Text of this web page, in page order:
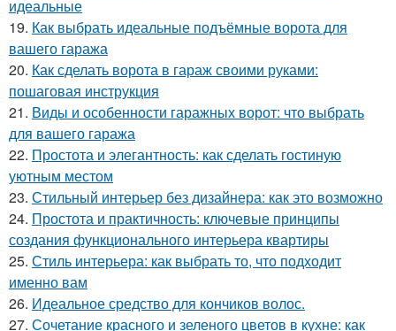
идеальные
19. Как выбрать идеальные подъёмные ворота для
вашего гаража
20. Как сделать ворота в гараж своими руками:
пошаговая инструкция
21. Виды и особенности гаражных ворот: что выбрать
для вашего гаража
22. Простота и элегантность: как сделать гостиную
уютным местом
23. Стильный интерьер без дизайнера: как это возможно
24. Простота и практичность: ключевые принципы
создания функционального интерьера квартиры
25. Стиль интерьера: как выбрать то, что подходит
именно вам
26. Идеальное средство для кончиков волос.
27. Сочетание красного и зеленого цветов в кухне: как